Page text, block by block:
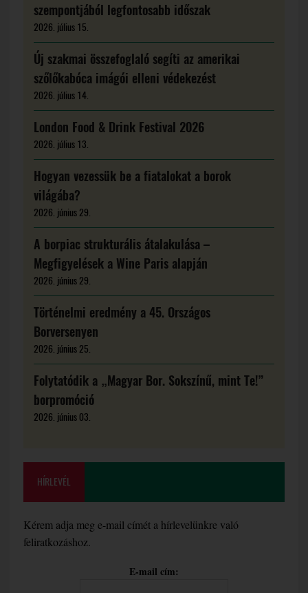
szempontjából legfontosabb időszak
2026. július 15.
Új szakmai összefoglaló segíti az amerikai
szőlőkabóca imágói elleni védekezést
2026. július 14.
London Food & Drink Festival 2026
2026. július 13.
Hogyan vezessük be a fiatalokat a borok
világába?
2026. június 29.
A borpiac strukturális átalakulása –
Megfigyelések a Wine Paris alapján
2026. június 29.
Történelmi eredmény a 45. Országos
Borversenyen
2026. június 25.
Folytatódik a „Magyar Bor. Sokszínű, mint Te!”
borpromóció
2026. június 03.
HÍRLEVÉL
Kérem adja meg e-mail címét a hírlevelünkre való
feliratkozáshoz.
E-mail cím: